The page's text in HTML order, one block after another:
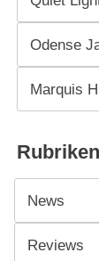
Odense
Marquis
Rubriken
News
Reviews